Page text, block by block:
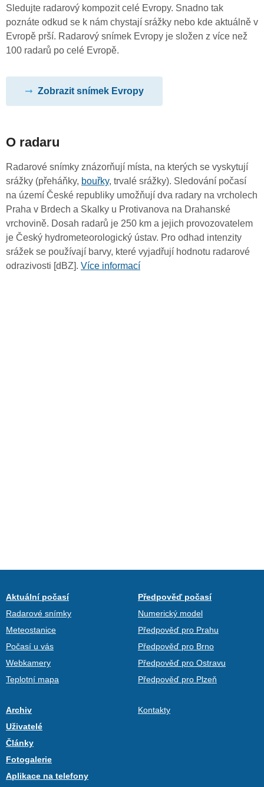
Sledujte radarový kompozit celé Evropy. Snadno tak
poznáte odkud se k nám chystají srážky nebo kde aktuálně v
Evropě prší. Radarový snímek Evropy je složen z více než
100 radarů po celé Evropě.
Zobrazit snímek Evropy
O radaru
Radarové snímky znázorňují místa, na kterých se vyskytují
srážky (přeháňky, bouřky, trvalé srážky). Sledování počasí
na území České republiky umožňují dva radary na vrcholech
Praha v Brdech a Skalky u Protivanova na Drahanské
vrchovině. Dosah radarů je 250 km a jejich provozovatelem
je Český hydrometeorologický ústav. Pro odhad intenzity
srážek se používají barvy, které vyjadřují hodnotu radarové
odrazivosti [dBZ]. Více informací
Aktuální počasí
Radarové snímky
Meteostanice
Počasí u vás
Webkamery
Teplotní mapa
Předpověď počasí
Numerický model
Předpověď pro Prahu
Předpověď pro Brno
Předpověď pro Ostravu
Předpověď pro Plzeň
Archiv
Uživatelé
Články
Fotogalerie
Aplikace na telefony
Kontakty